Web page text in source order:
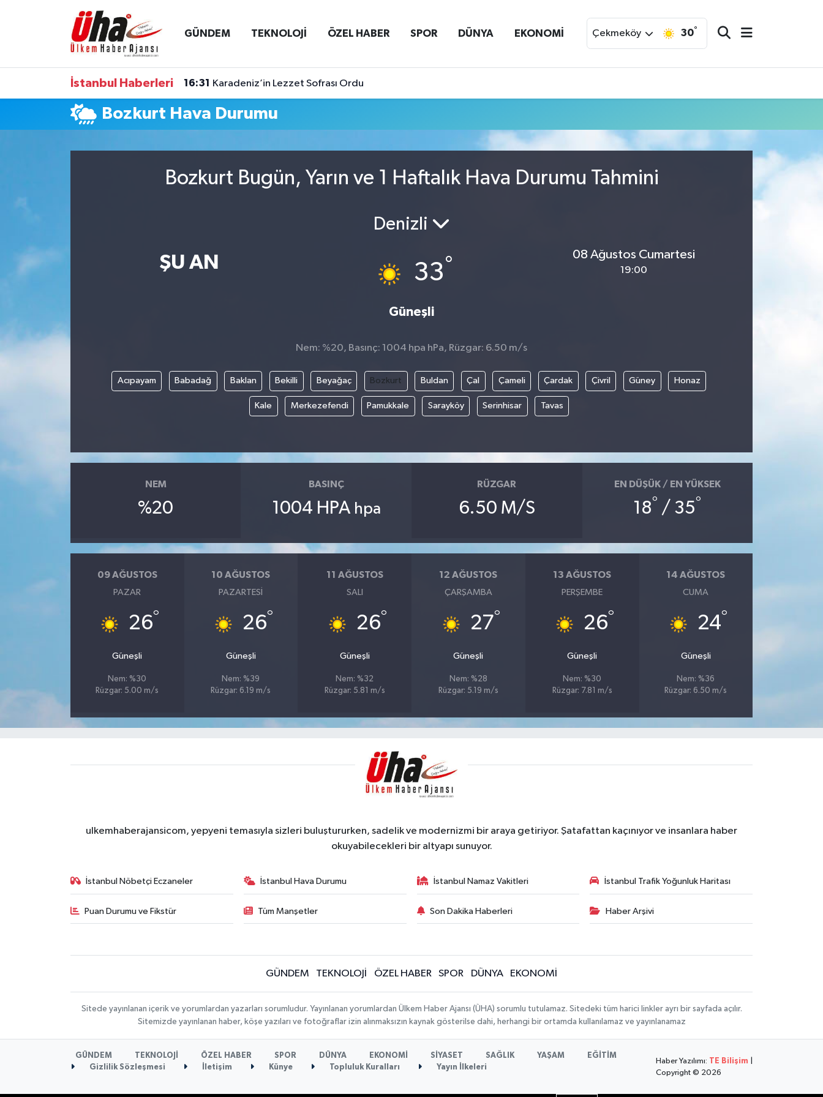
GÜNDEM TEKNOLOJİ ÖZEL HABER SPOR DÜNYA EKONOMİ Çekmeköy 30°
İstanbul Haberleri 16:31 Karadeniz’in Lezzet Sofrası Ordu
Bozkurt Hava Durumu
Bozkurt Bugün, Yarın ve 1 Haftalık Hava Durumu Tahmini
ŞU AN
Denizli
33°
Güneşli
08 Ağustos Cumartesi
19:00
Nem: %20, Basınç: 1004 hpa hPa, Rüzgar: 6.50 m/s
Acıpayam Babadağ Baklan Bekilli Beyağaç Bozkurt Buldan Çal Çameli Çardak Çivril Güney Honaz
Kale Merkezefendi Pamukkale Sarayköy Serinhisar Tavas
NEM
%20
BASINÇ
1004 HPA hpa
RÜZGAR
6.50 M/S
EN DÜŞÜK / EN YÜKSEK
18° / 35°
09 AĞUSTOS
PAZAR
26°
Güneşli
Nem: %30
Rüzgar: 5.00 m/s
10 AĞUSTOS
PAZARTESI
26°
Güneşli
Nem: %39
Rüzgar: 6.19 m/s
11 AĞUSTOS
SALI
26°
Güneşli
Nem: %32
Rüzgar: 5.81 m/s
12 AĞUSTOS
ÇARŞAMBA
27°
Güneşli
Nem: %28
Rüzgar: 5.19 m/s
13 AĞUSTOS
PERŞEMBE
26°
Güneşli
Nem: %30
Rüzgar: 7.81 m/s
14 AĞUSTOS
CUMA
24°
Güneşli
Nem: %36
Rüzgar: 6.50 m/s
ulkemhaberajansicom, yepyeni temasıyla sizleri buluştururken, sadelik ve modernizmi bir araya getiriyor. Şatafattan kaçınıyor ve insanlara haber
okuyabilecekleri bir altyapı sunuyor.
İstanbul Nöbetçi Eczaneler İstanbul Hava Durumu İstanbul Namaz Vakitleri İstanbul Trafik Yoğunluk Haritası
Puan Durumu ve Fikstür Tüm Manşetler Son Dakika Haberleri Haber Arşivi
GÜNDEM TEKNOLOJİ ÖZEL HABER SPOR DÜNYA EKONOMİ
Sitede yayınlanan içerik ve yorumlardan yazarları sorumludur. Yayınlanan yorumlardan Ülkem Haber Ajansı (ÜHA) sorumlu tutulamaz. Sitedeki tüm harici linkler ayrı bir sayfada açılır.
Sitemizde yayınlanan haber, köşe yazıları ve fotoğraflar izin alınmaksızın kaynak gösterilse dahi, herhangi bir ortamda kullanılamaz ve yayınlanamaz
GÜNDEM TEKNOLOJİ ÖZEL HABER SPOR DÜNYA EKONOMİ SİYASET SAĞLIK YAŞAM
EĞİTİM
Gizlilik Sözleşmesi
İletişim Künye Topluluk Kuralları Yayın İlkeleri
Haber Yazılımı: TE Bilişim
Copyright © 2026
İstanbul Nöbetçi Eczaneler
İstanbul Hava Durumu
İstanbul Namaz Vakitleri
Süper Lig Puan Durumu ve Fikstür